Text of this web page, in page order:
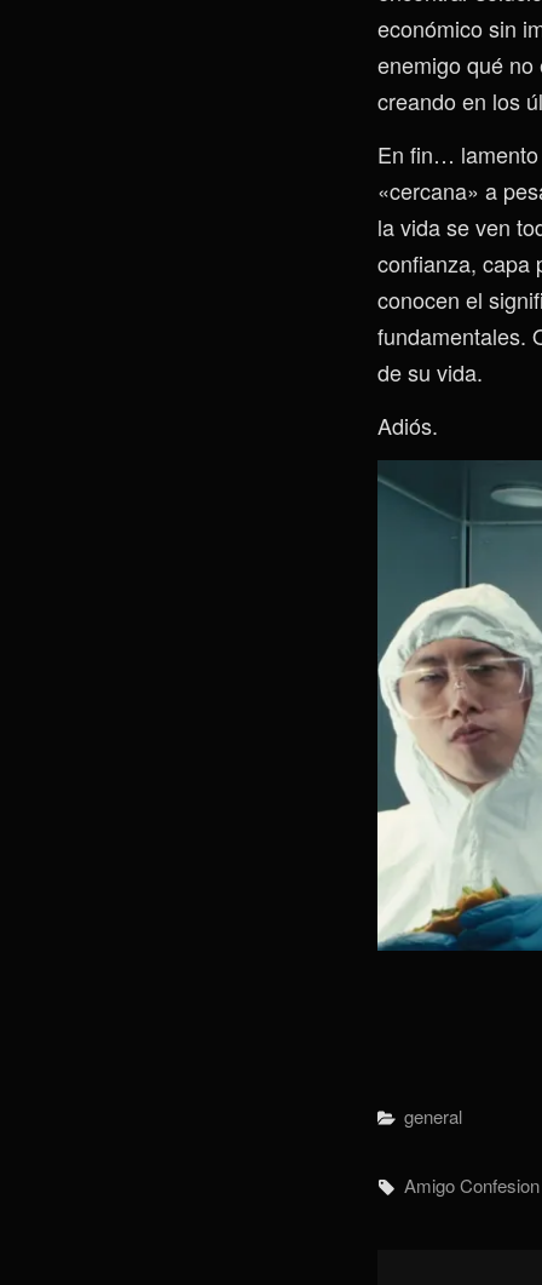
económico sin
enemigo qué
creando en los
En fin… lamento
«cercana» a
la vida se ven
confianza, capa
conocen el
fundamentales.
de su vida.
Adiós.
Categorías
General
Etiquetas,
AmigoConfesion